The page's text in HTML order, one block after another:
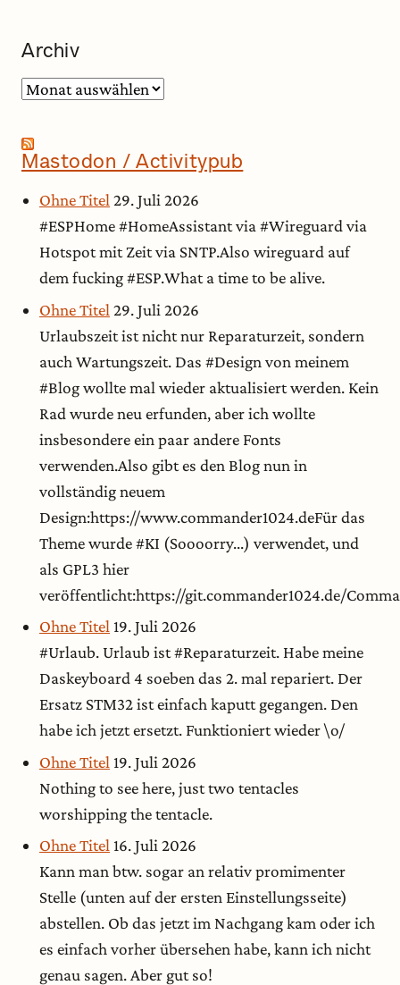
Archiv
Archiv
Mastodon / Activitypub
Ohne Titel29. Juli 2026
#ESPHome #HomeAssistant via #Wireguard via
Hotspot mit Zeit via SNTP.Also wireguard auf
dem fucking #ESP.What a time to be alive.
Ohne Titel 29. Juli 2026
Urlaubszeit ist nicht nur Reparaturzeit, sondern
auch Wartungszeit. Das #Design von meinem
#Blog wollte mal wieder aktualisiert werden. Kein
Rad wurde neu erfunden, aber ich wollte
insbesondere ein paar andere Fonts
verwenden.Also gibt es den Blog nun in
vollständig neuem
Design:https://www.commander1024.deFür das
Theme wurde #KI (Soooorry...) verwendet, und
als GPL3 hier
veröffentlicht:https://git.commander1024.de/
Ohne Titel 19. Juli 2026
#Urlaub. Urlaub ist #Reparaturzeit. Habe meine
Daskeyboard 4 soeben das 2. mal repariert. Der
Ersatz STM32 ist einfach kaputt gegangen. Den
habe ich jetzt ersetzt. Funktioniert wieder \o/
Ohne Titel 19. Juli 2026
Nothing to see here, just two tentacles
worshipping the tentacle.
Ohne Titel 16. Juli 2026
Kann man btw. sogar an relativ promimenter
Stelle (unten auf der ersten Einstellungsseite)
abstellen. Ob das jetzt im Nachgang kam oder ich
es einfach vorher übersehen habe, kann ich nicht
genau sagen. Aber gut so!